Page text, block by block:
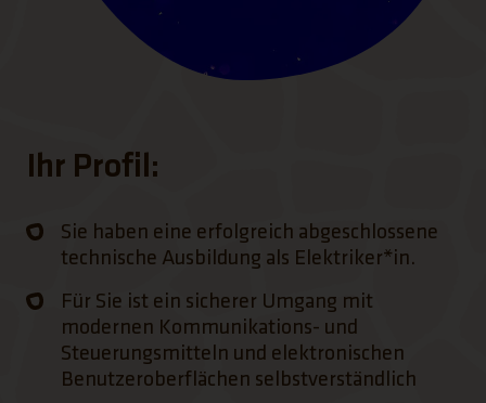
Ihr Profil:
Sie haben eine erfolgreich abgeschlossene
technische Ausbildung als Elektriker*in.
Für Sie ist ein sicherer Umgang mit
modernen Kommunikations- und
Steuerungsmitteln und elektronischen
Benutzeroberflächen selbstverständlich